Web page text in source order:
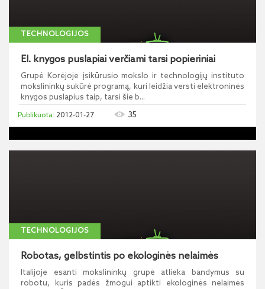
TECHNOLOGIJOS
El. knygos puslapiai verčiami tarsi popieriniai
Grupė Korėjoje įsikūrusio mokslo ir technologijų instituto
mokslininkų sukūrė programą, kuri leidžia versti elektroninės
knygos puslapius taip, tarsi šie b...
2012-01-27 35
TECHNOLOGIJOS
Robotas, gelbstintis po ekologinės nelaimės
Italijoje esanti mokslininkų grupė atlieka bandymus su
robotu, kuris padės žmogui aptikti ekologinės nelaimės